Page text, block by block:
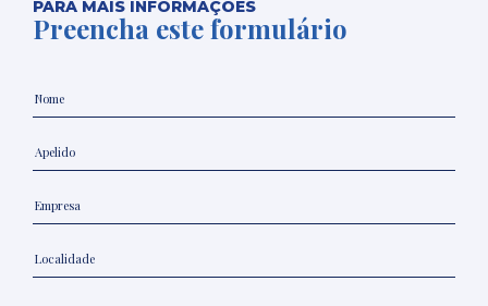
PARA MAIS INFORMAÇÕES
Preencha este formulário